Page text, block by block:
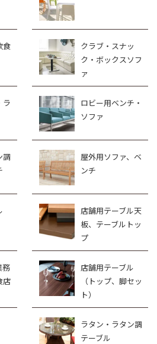
食
クラブ・スナッ
ク・ボックスソフ
ァ
ラ
ロビー用ベンチ・
ソファ
調
屋外用ソファ、ベ
ンチ
店舗用テーブル天
板、テーブルトッ
プ
店
店舗用テーブル
（トップ、脚セッ
ト）
ラタン・ラタン調
テーブル